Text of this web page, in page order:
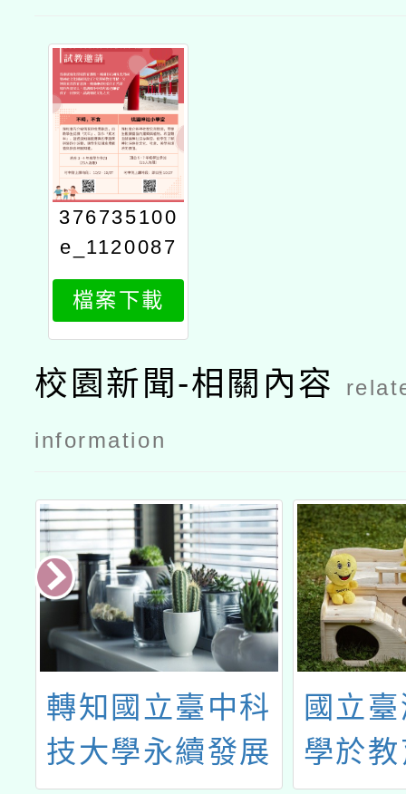
376735100
e_1120087
400_attach
11
檔案下載
校園新聞-相關內容
information
轉知國立臺中科
技大學永續發展
國立
學於